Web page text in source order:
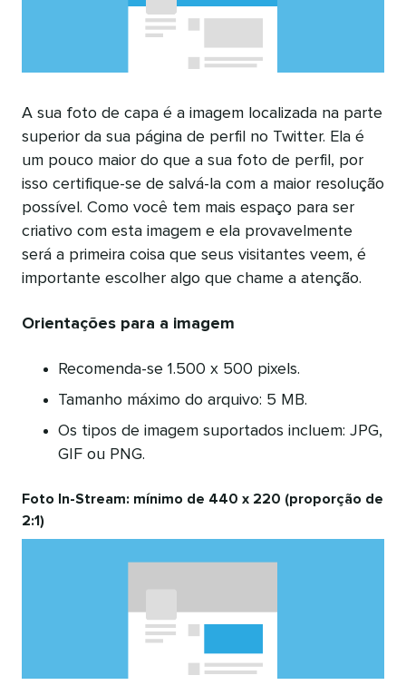
A sua foto de capa é a imagem localizada na parte
superior da sua página de perfil no Twitter. Ela é
um pouco maior do que a sua foto de perfil, por
isso certifique-se de salvá-la com a maior resolução
possível. Como você tem mais espaço para ser
criativo com esta imagem e ela provavelmente
será a primeira coisa que seus visitantes veem, é
importante escolher algo que chame a atenção.
Orientações para a imagem
Recomenda-se 1.500 x 500 pixels.
Tamanho máximo do arquivo: 5 MB.
Os tipos de imagem suportados incluem: JPG,
GIF ou PNG.
Foto In-Stream: mínimo de 440 x 220 (proporção de
2:1)